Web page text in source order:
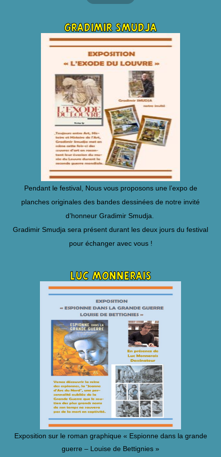
gradimir smudja
Pendant le festival, Nous vous proposons une l’expo de
planches originales des bandes dessinées de notre invité
d’honneur Gradimir Smudja.
Gradimir Smudja sera présent durant les deux jours du festival
pour échanger avec vous !
luc monnerais
Exposition sur le roman graphique « Espionne dans la grande
guerre – Louise de Bettignies »